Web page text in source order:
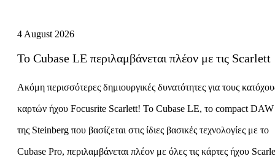
4 August 2026
Το Cubase LE περιλαμβάνεται πλέον με τις Scarlett
Ακόμη περισσότερες δημιουργικές δυνατότητες για τους
καρτών ήχου Focusrite Scarlett! Το Cubase LE, το compact DAW
της Steinberg που βασίζεται στις ίδιες βασικές τεχνολογίες με το
Cubase Pro, περιλαμβάνεται πλέον με όλες τις κάρτες ήχου